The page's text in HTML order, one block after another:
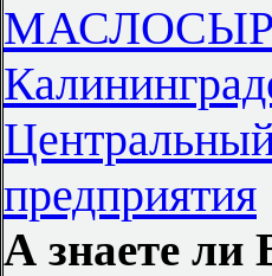
предприятия
А знаете ли